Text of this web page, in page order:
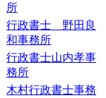
所
行政書士 野田良
和事務所
行政書士山内孝事
務所
木村行政書士事務